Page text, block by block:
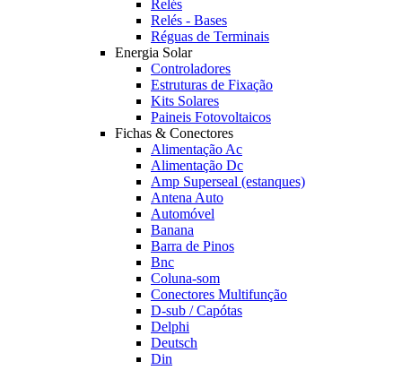
Relés
Relés - Bases
Réguas de Terminais
Energia Solar
Controladores
Estruturas de Fixação
Kits Solares
Paineis Fotovoltaicos
Fichas & Conectores
Alimentação Ac
Alimentação Dc
Amp Superseal (estanques)
Antena Auto
Automóvel
Banana
Barra de Pinos
Bnc
Coluna-som
Conectores Multifunção
D-sub / Capótas
Delphi
Deutsch
Din